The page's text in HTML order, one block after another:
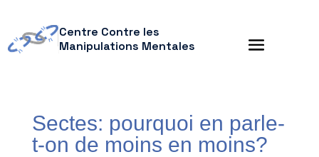
Centre Contre les
Manipulations Mentales
Sectes: pourquoi en parle-
t-on de moins en moins?